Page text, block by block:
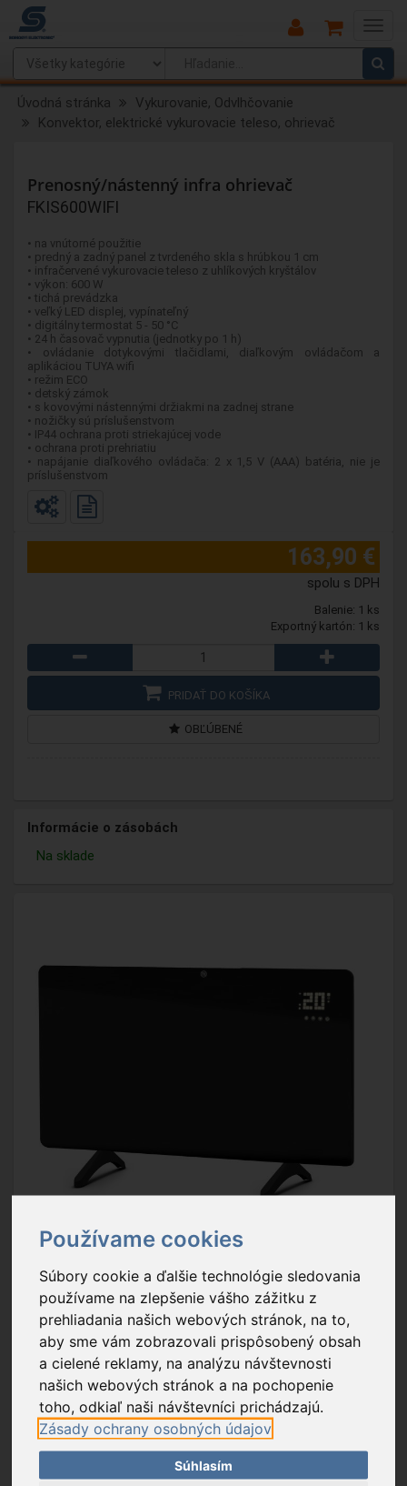
Používame cookies
Súbory cookie a ďalšie technológie sledovania
používame na zlepšenie vášho zážitku z
prehliadania našich webových stránok, na to,
aby sme vám zobrazovali prispôsobený obsah
a cielené reklamy, na analýzu návštevnosti
našich webových stránok a na pochopenie
toho, odkiaľ naši návštevníci prichádzajú.
Zásady ochrany osobných údajov
Súhlasím
Main
Menu
Úvodná stránka
Vykurovanie, Odvlhčovanie
Konvektor, elektrické vykurovacie teleso, ohrievač
Prenosný/nástenný infra ohrievač
FKIS600WIFI
• na vnútorné použitie
• predný a zadný panel z tvrdeného skla s hrúbkou 1 cm
• infračervené vykurovacie teleso z uhlíkových kryštálov
• výkon: 600 W
• tichá prevádzka
• veľký LED displej, vypínateľný
• digitálny termostat 5 - 50 °C
• 24 h časovač vypnutia (jednotky po 1 h)
• ovládanie dotykovými tlačidlami, diaľkovým ovládačom a
aplikáciou TUYA wifi
• režim ECO
• detský zámok
• s kovovými nástennými držiakmi na zadnej strane
• nožičky sú príslušenstvom
• IP44 ochrana proti striekajúcej vode
• ochrana proti prehriatiu
• napájanie diaľkového ovládača: 2 x 1,5 V (AAA) batéria, nie je
príslušenstvom
163,90 €
spolu s DPH
Balenie: 1 ks
Exportný kartón: 1 ks
PRIDAŤ DO KOŠÍKA
OBĽÚBENÉ
Informácie o zásobách
Na sklade
Popis tovaru Na stiahnutie
wifi
áno 2,4 GHz (2,401-2,483 GHz)